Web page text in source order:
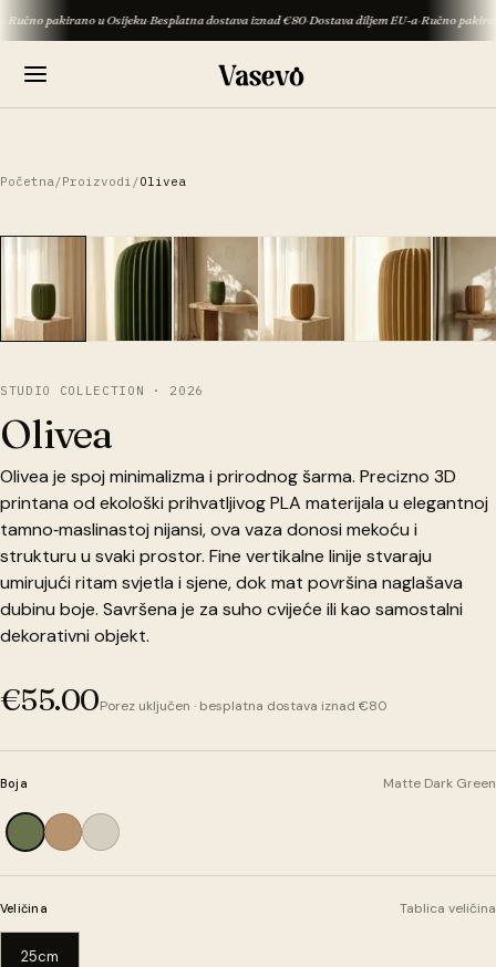
pakirano u Osijeku·Besplatna dostava iznad €80·Dostava diljem EU-a·Ručno pakirano u
Početna/Proizvodi /Olivea
3D PREGLED
STUDIO COLLECTION · 2026
Olivea
Olivea je spoj minimalizma i prirodnog šarma. Precizno 3D
printana od ekološki prihvatljivog PLA materijala u elegantnoj
tamno‑maslinastoj nijansi, ova vaza donosi mekoću i
strukturu u svaki prostor. Fine vertikalne linije stvaraju
umirujući ritam svjetla i sjene, dok mat površina naglašava
dubinu boje. Savršena je za suho cvijeće ili kao samostalni
dekorativni objekt.
€55.00Porez uključen · besplatna dostava iznad €80
Boja Matte Dark Green
Veličina Tablica veličina
25cm